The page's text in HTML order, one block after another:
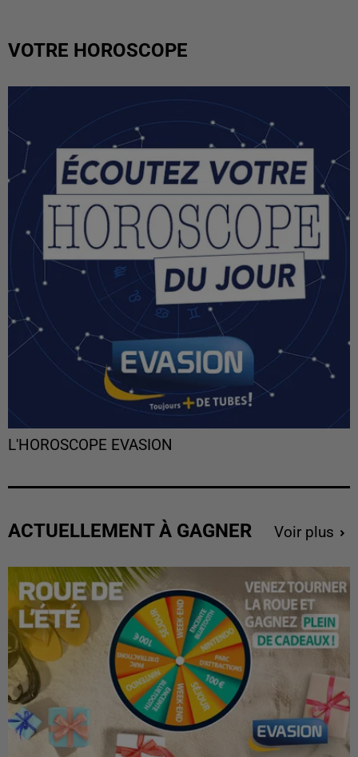
VOTRE HOROSCOPE
L'HOROSCOPE EVASION
ACTUELLEMENT À GAGNER Voir plus